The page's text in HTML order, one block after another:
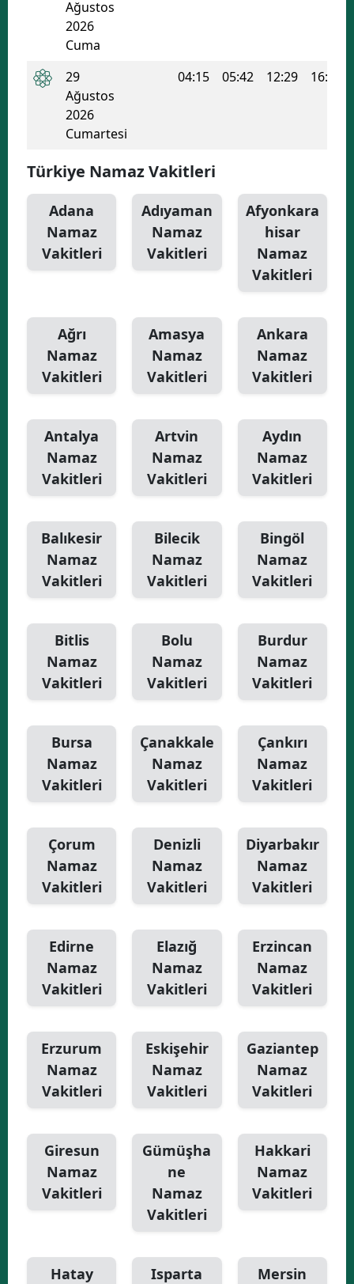
Ağustos
2026
Cuma
29
Ağustos
2026
Cumartesi
04:15 05:42 12:29 16:10
Türkiye Namaz Vakitleri
Adana
Namaz
Vakitleri
Adıyaman
Namaz
Vakitleri
Afyonkara
hisar
Namaz
Vakitleri
Ağrı
Namaz
Vakitleri
Amasya
Namaz
Vakitleri
Ankara
Namaz
Vakitleri
Antalya
Namaz
Vakitleri
Artvin
Namaz
Vakitleri
Aydın
Namaz
Vakitleri
Balıkesir
Namaz
Vakitleri
Bilecik
Namaz
Vakitleri
Bingöl
Namaz
Vakitleri
Bitlis
Namaz
Vakitleri
Bolu
Namaz
Vakitleri
Burdur
Namaz
Vakitleri
Bursa
Namaz
Vakitleri
Çanakkale
Namaz
Vakitleri
Çankırı
Namaz
Vakitleri
Çorum
Namaz
Vakitleri
Denizli
Namaz
Vakitleri
Diyarbakır
Namaz
Vakitleri
Edirne
Namaz
Vakitleri
Elazığ
Namaz
Vakitleri
Erzincan
Namaz
Vakitleri
Erzurum
Namaz
Vakitleri
Eskişehir
Namaz
Vakitleri
Gaziantep
Namaz
Vakitleri
Giresun
Namaz
Vakitleri
Gümüşha
ne
Namaz
Vakitleri
Hakkari
Namaz
Vakitleri
Hatay
Isparta
Mersin